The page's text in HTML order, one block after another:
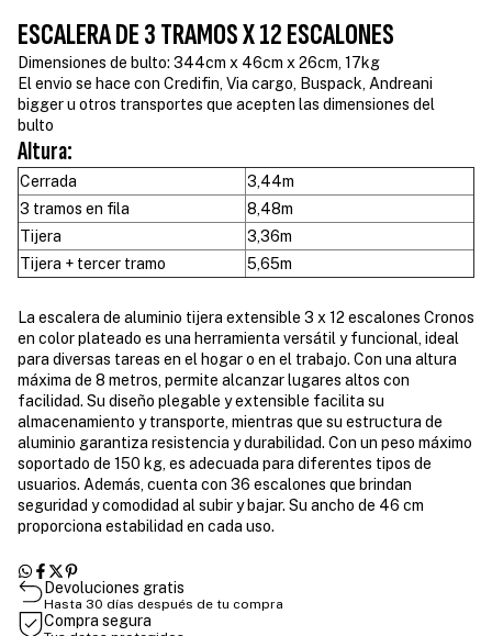
ESCALERA DE 3 TRAMOS X 12 ESCALONES
Dimensiones de bulto: 344cm x 46cm x 26cm, 17kg
El envio se hace con Credifin, Via cargo, Buspack, Andreani
bigger u otros transportes que acepten las dimensiones del
bulto
Altura:
Cerrada
3,44m
3 tramos en fila
8,48m
Tijera
3,36m
Tijera + tercer tramo
5,65m
La escalera de aluminio tijera extensible 3 x 12 escalones Cronos
en color plateado es una herramienta versátil y funcional, ideal
para diversas tareas en el hogar o en el trabajo. Con una altura
máxima de 8 metros, permite alcanzar lugares altos con
facilidad. Su diseño plegable y extensible facilita su
almacenamiento y transporte, mientras que su estructura de
aluminio garantiza resistencia y durabilidad. Con un peso máximo
soportado de 150 kg, es adecuada para diferentes tipos de
usuarios. Además, cuenta con 36 escalones que brindan
seguridad y comodidad al subir y bajar. Su ancho de 46 cm
proporciona estabilidad en cada uso.
Devoluciones gratis
Hasta 30 días después de tu compra
Compra segura